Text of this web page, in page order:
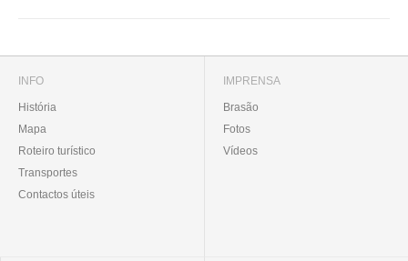
INFO
História
Mapa
Roteiro turístico
Transportes
Contactos úteis
IMPRENSA
Brasão
Fotos
Vídeos